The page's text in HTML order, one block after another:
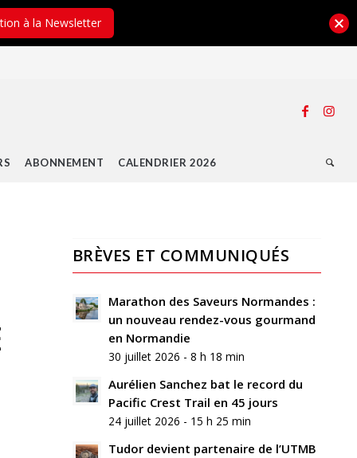
ABONNEMENT CALENDRIER 2026
Laisser
commentaire
Rejoindre
BRÈVES ET COMMUNIQUÉS
Marathon des Saveurs Normandes :
un nouveau rendez-vous gourmand
en Normandie
30 juillet 2026 - 8 h 18 min
Aurélien Sanchez bat le record du
Pacific Crest Trail en 45 jours
24 juillet 2026 - 15 h 25 min
Tudor devient partenaire de l’UTMB
à la Newsletter